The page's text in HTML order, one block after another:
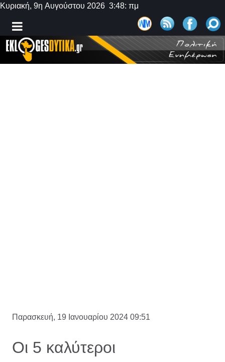
Κυριακή, 9η Αυγούστου 2026 3:48: πμ
Παρασκευή, 19 Ιανουαρίου 2024 09:51
Οι 5 καλύτεροι